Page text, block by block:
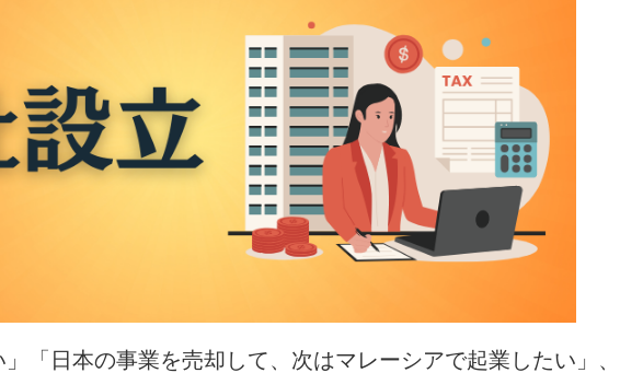
」「日本の事業を売却して、次はマレーシアで起業したい」、